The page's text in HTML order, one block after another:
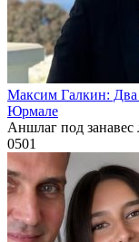
Максим Галкин: Два
Юрмале
Аншлаг под
0501